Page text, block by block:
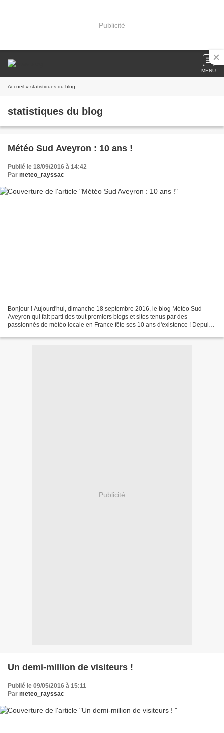
Publicité
MENU
Accueil » statistiques du blog
statistiques du blog
Météo Sud Aveyron : 10 ans !
Publié le 18/09/2016 à 14:42
Par meteo_rayssac
Bonjour ! Aujourd'hui, dimanche 18 septembre 2016, le blog Météo Sud
Aveyron qui fait parti des tout premiers blogs et sites tenus par des
passionnés de météo locale en France fête ses 10 ans d'existence ! Depuis
Publicité
Un demi-million de visiteurs !
Publié le 09/05/2016 à 15:11
Par meteo_rayssac